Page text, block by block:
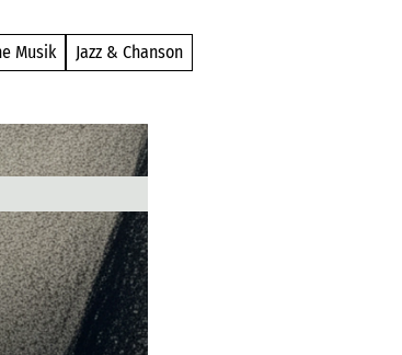
Musik Jazz & Chanson